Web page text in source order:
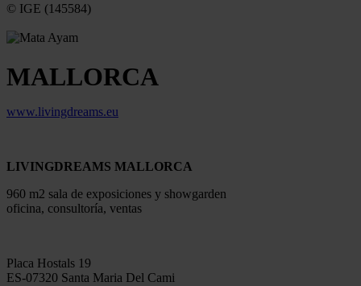
© IGE (145584)
MALLORCA
www.livingdreams.eu
LIVINGDREAMS MALLORCA
960 m2 sala de exposiciones y showgarden
oficina, consultoría, ventas
Placa Hostals 19
ES-07320 Santa Maria Del Cami